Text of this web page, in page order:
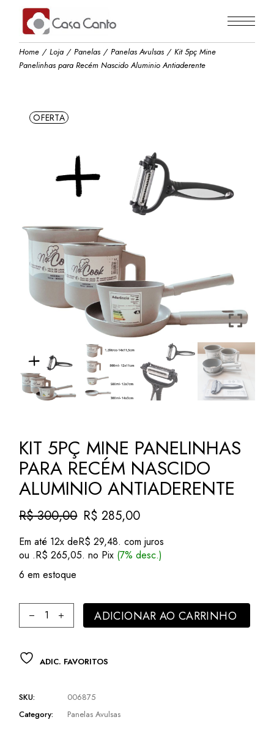
content
Home Loja Panelas Panelas Avulsas
Kit 5pç Mine
Panelinhas para Recém Nascido Aluminio Antiaderente
OFERTA
KIT 5PÇ MINE PANELINHAS
PARA RECÉM NASCIDO
ALUMINIO ANTIADERENTE
R$300,00
O
preço
original
era:
R$ 300,00.
R$ 285,00
O
preço
atual
é:
R$ 285,00.
Em até 12x deR$ 29,48. com juros
ou .R$ 265,05. no Pix (7% desc.)
6 em estoque
Kit 5pç Mine Panelinhas para Recém Nascido Aluminio
ADICIONAR AO CARRINHO
ADIC. FAVORITOS
SKU:
006875
Category:
Panelas Avulsas